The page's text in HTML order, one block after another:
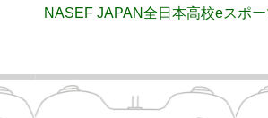
NASEF JAPAN全日本高校eスポ